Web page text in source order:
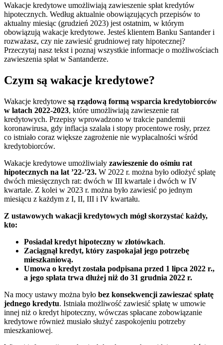
Wakacje kredytowe umożliwiają zawieszenie spłat kredytów
hipotecznych. Według aktualnie obowiązujących przepisów to
aktualny miesiąc (grudzień 2023) jest ostatnim, w którym
obowiązują wakacje kredytowe. Jesteś klientem Banku Santander i
rozważasz, czy nie zawiesić grudniowej raty hipotecznej?
Przeczytaj nasz tekst i poznaj wszystkie informacje o możliwościach
zawieszenia spłat w Santanderze.
Czym są wakacje kredytowe?
Wakacje kredytowe są rządową formą wsparcia kredytobiorców
w latach 2022-2023, które umożliwiają zawieszenie rat
kredytowych. Przepisy wprowadzono w trakcie pandemii
koronawirusa, gdy inflacja szalała i stopy procentowe rosły, przez
co istniało coraz większe zagrożenie nie wypłacalności wśród
kredytobiorców.
Wakacje kredytowe umożliwiały zawieszenie do ośmiu rat
hipotecznych na lat ’22-’23. W 2022 r. można było odłożyć spłatę
dwóch miesięcznych rat: dwóch w III kwartale i dwóch w IV
kwartale. Z kolei w 2023 r. można było zawiesić po jednym
miesiącu z każdym z I, II, III i IV kwartału.
Z ustawowych wakacji kredytowych mógł skorzystać każdy,
kto:
Posiadał kredyt hipoteczny w złotówkach.
Zaciągnął kredyt, który zaspokajał jego potrzebę
mieszkaniową.
Umowa o kredyt została podpisana przed 1 lipca 2022 r.,
a jego spłata trwa dłużej niż do 31 grudnia 2022 r.
Na mocy ustawy można było bez konsekwencji zawieszać spłatę
jednego kredytu. Istniała możliwość zawiesić spłatę w umowie
innej niż o kredyt hipoteczny, wówczas spłacane zobowiązanie
kredytowe również musiało służyć zaspokojeniu potrzeby
mieszkaniowej.